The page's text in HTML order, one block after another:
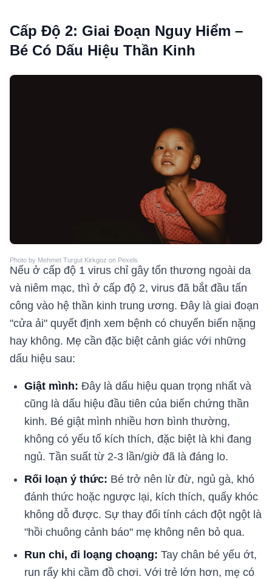
Cấp Độ 2: Giai Đoạn Nguy Hiểm –
Bé Có Dấu Hiệu Thần Kinh
Photo by Mehmet Turgut Kirkgoz on Pexels
Nếu ở cấp độ 1 virus chỉ gây tổn thương ngoài da
và niêm mạc, thì ở cấp độ 2, virus đã bắt đầu tấn
công vào hệ thần kinh trung ương. Đây là giai đoạn
"cửa ải" quyết định xem bệnh có chuyển biến nặng
hay không. Mẹ cần đặc biệt cảnh giác với những
dấu hiệu sau:
Giật mình: Đây là dấu hiệu quan trọng nhất và
cũng là dấu hiệu đầu tiên của biến chứng thần
kinh. Bé giật mình nhiều hơn bình thường,
không có yếu tố kích thích, đặc biệt là khi đang
ngủ. Tần suất từ 2-3 lần/giờ đã là đáng lo.
Rối loạn ý thức: Bé trở nên lừ đừ, ngủ gà, khó
đánh thức hoặc ngược lại, kích thích, quấy khóc
không dỗ được. Sự thay đổi tính cách đột ngột là
"hồi chuông cảnh báo" mẹ không nên bỏ qua.
Run chi, đi loạng choạng: Tay chân bé yếu ớt,
run rẩy khi cầm đồ chơi. Với trẻ lớn hơn, mẹ có